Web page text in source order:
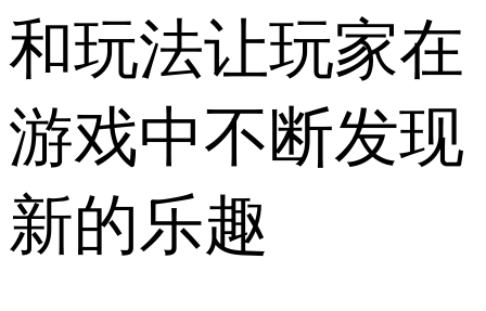
和玩法让玩家在
游戏中不断发现
新的乐趣